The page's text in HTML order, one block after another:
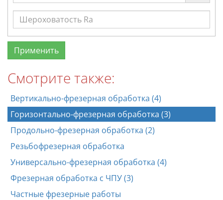
Смотрите также:
Вертикально-фрезерная обработка (4)
Горизонтально-фрезерная обработка (3)
Продольно-фрезерная обработка (2)
Резьбофрезерная обработка
Универсально-фрезерная обработка (4)
Фрезерная обработка с ЧПУ (3)
Частные фрезерные работы